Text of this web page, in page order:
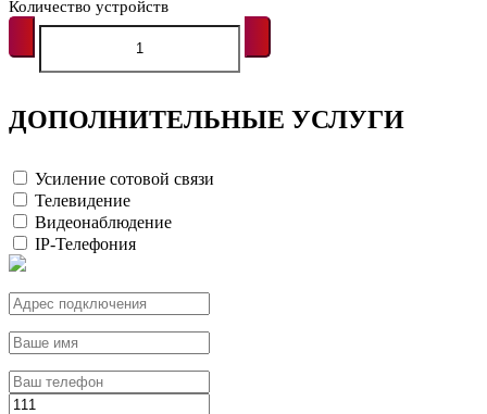
Количество устройств
ДОПОЛНИТЕЛЬНЫЕ УСЛУГИ
Усиление сотовой связи
Телевидение
Видеонаблюдение
IP-Телефония